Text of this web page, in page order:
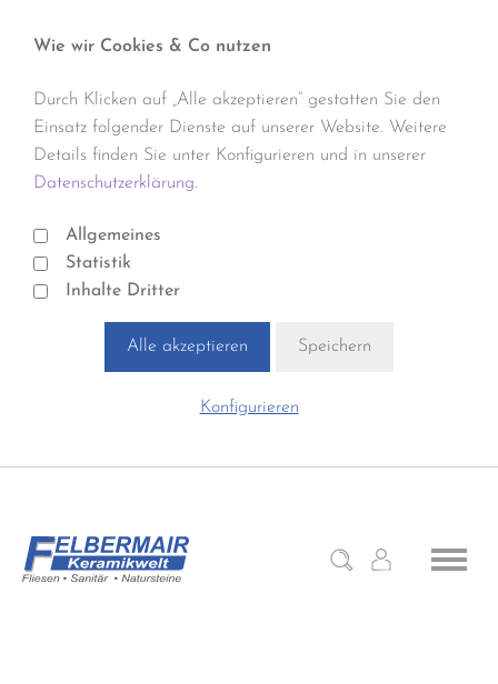
Wie wir Cookies & Co nutzen
Durch Klicken auf „Alle akzeptieren“ gestatten Sie den
Einsatz folgender Dienste auf unserer Website. Weitere
Details finden Sie unter Konfigurieren und in unserer
Datenschutzerklärung.
Allgemeines
Statistik
Inhalte Dritter
Alle akzeptieren Speichern
Konfigurieren